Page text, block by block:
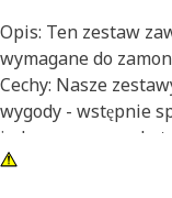
Opis: Ten zestaw
wymagane do
Cechy: Nasze
wygody - wstępnie
jednego numeru
opakowaniu -